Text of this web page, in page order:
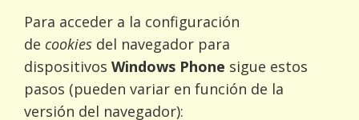
Para acceder a la configuración
de cookies del navegador para
dispositivos Windows Phone sigue estos
pasos (pueden variar en función de la
versión del navegador):